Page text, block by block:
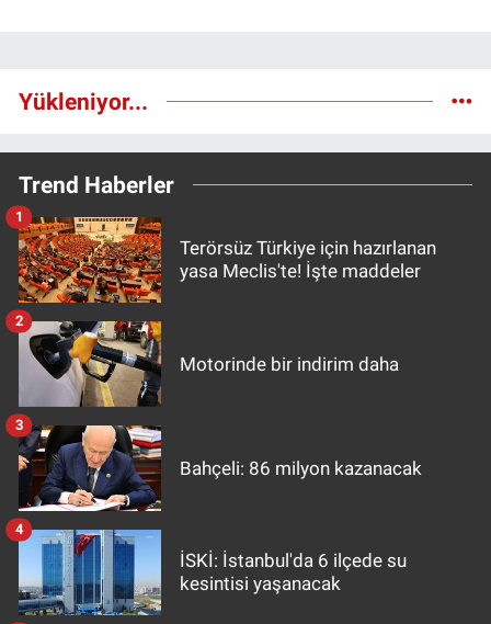
Yükleniyor...
Trend Haberler
Terörsüz Türkiye için hazırlanan
yasa Meclis'te! İşte maddeler
1
Motorinde bir indirim daha
2
Bahçeli: 86 milyon kazanacak
3
İSKİ: İstanbul'da 6 ilçede su
kesintisi yaşanacak
4